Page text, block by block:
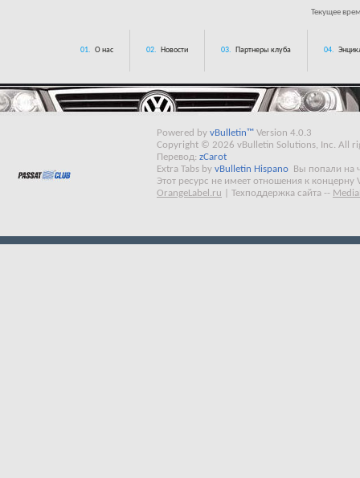
Текущее
01. О нас 02. Новости 03. Партнеры клуба 04.
Powered by vBulletin™ Version 4.0.3
Copyright © 2026 vBulletin Solutions, Inc. All
Перевод: zCarot
Extra Tabs by vBulletin Hispano
Вы попали на
Этот ресурс не имеет отношения к концерну
OrangeLabel.ru
Техподдержка сайта --